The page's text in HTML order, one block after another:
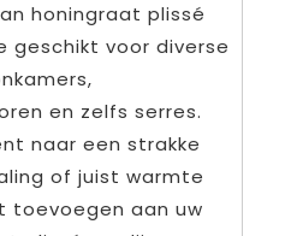
honingraat plissé
geschikt voor diverse
en zelfs serres.
naar een strakke
of juist warmte
toevoegen aan uw